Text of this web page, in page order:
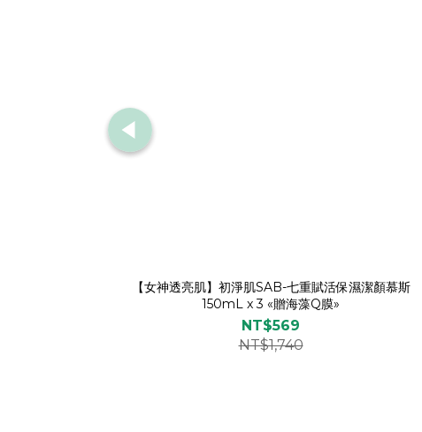
【女神透亮肌】初淨肌SAB-七重賦活保濕潔顏慕斯
150mL x 3 «贈海藻Q膜»
NT$569
NT$1,740